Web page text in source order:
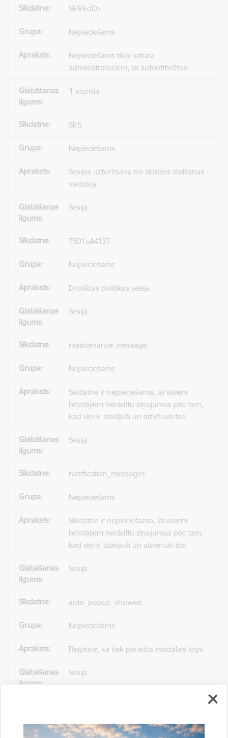
SESS<ID>
Nepieciešams
Nepieciešams tikai satura
administratoriem, lai autentificētos.
1 stunda
SES
Nepieciešams
Sesijas uzturēšana no slodzes dalīšanas
viedokļa.
Sesija
TS01c44137
Nepieciešams
Drošības politikas sesija.
Sesija
maintenance_message
Nepieciešams
Sīkdatne ir nepieciešama, lai visiem
lietotājiem nerādītu ziņojumus pēc tam,
kad viņi ir izlasījuši un aizvēruši tos.
Sesija
notification_messages
Nepieciešams
Sīkdatne ir nepieciešama, lai visiem
lietotājiem nerādītu ziņojumus pēc tam,
kad viņi ir izlasījuši un aizvēruši tos.
Sesija
auto_popup_showed
Nepieciešams
Reģistrē, ka tiek parādīts modālais logs.
Sesija
Statistikas sīkdatnes (nepieciešamas, lai